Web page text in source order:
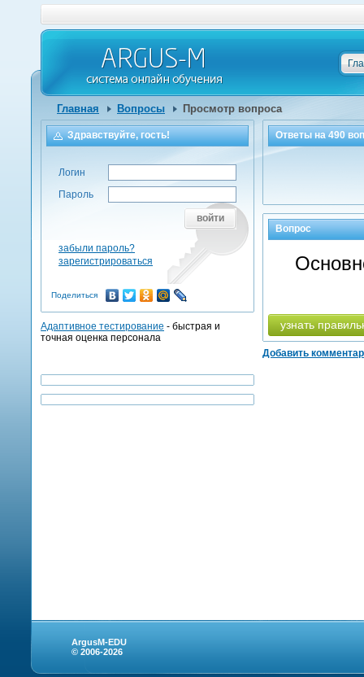
Главная Вопросы Просмотр вопроса
Ответы на490
Вопрос
узнать
Добавить
Здравствуйте, гость!
Логин
Пароль
войти
забыли пароль?
зарегистрироваться
Поделиться
Адаптивное тестирование - быстрая и
точная оценка персонала
ArgusM-EDU
© 2006-2026